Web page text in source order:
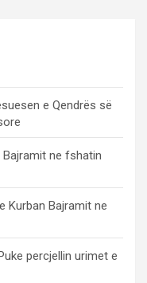
e Qendrës së
ne fshatin
Kurban Bajramit ne
percjellin urimet e